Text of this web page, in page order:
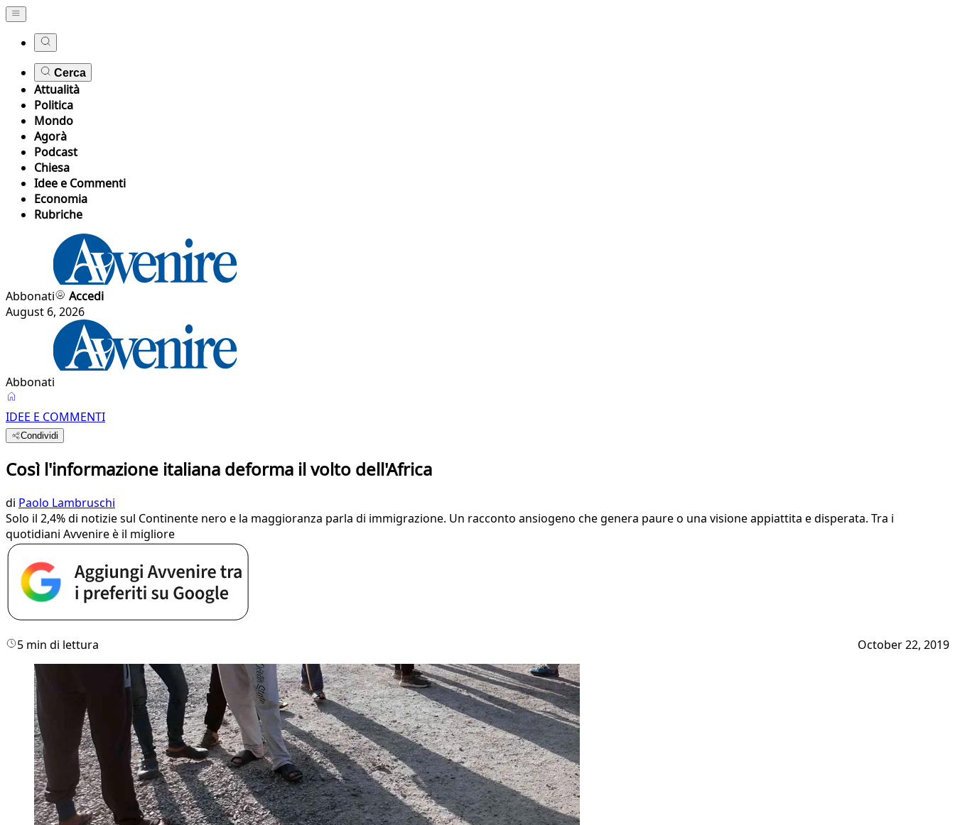
Cerca
Attualità
Politica
Mondo
Agorà
Podcast
Chiesa
Idee e Commenti
Economia
Rubriche
Abbonati
Accedi
August 6, 2026
Abbonati
IDEE E COMMENTI
Condividi
Così l'informazione italiana deforma il volto dell'Africa
di Paolo Lambruschi
Solo il 2,4% di notizie sul Continente nero e la maggioranza parla di immigrazione. Un racconto ansiogeno che genera paure o una visione appiattita e disperata. Tra i
quotidiani Avvenire è il migliore
5 min di lettura October 22, 2019